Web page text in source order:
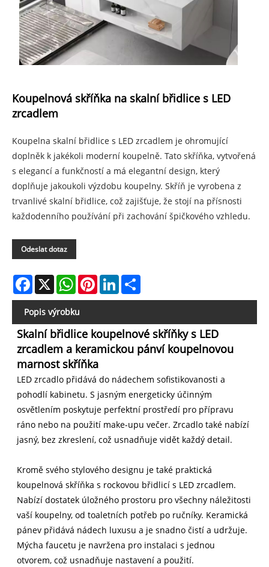
Koupelnová skříňka na skalní břidlice s LED
zrcadlem
Koupelna skalní břidlice s LED zrcadlem je ohromující
doplněk k jakékoli moderní koupelně. Tato skříňka, vytvořená
s elegancí a funkčností a má elegantní design, který
doplňuje jakoukoli výzdobu koupelny. Skříň je vyrobena z
trvanlivé skalní břidlice, což zajišťuje, že stojí na přísnosti
každodenního používání při zachování špičkového vzhledu.
Odeslat dotaz
Facebook
X WhatsAppPinterestLinkedIn
Popis výrobku
Skalní břidlice koupelnové skříňky s LED
zrcadlem a keramickou pánví koupelnovou
marnost skříňka
LED zrcadlo přidává do nádechem sofistikovanosti a
pohodlí kabinetu. S jasným energeticky účinným
osvětlením poskytuje perfektní prostředí pro přípravu
ráno nebo na použití make-upu večer. Zrcadlo také nabízí
jasný, bez zkreslení, což usnadňuje vidět každý detail.
Kromě svého stylového designu je také praktická
koupelnová skříňka s rockovou břidlicí s LED zrcadlem.
Nabízí dostatek úložného prostoru pro všechny náležitosti
vaší koupelny, od toaletních potřeb po ručníky. Keramická
pánev přidává nádech luxusu a je snadno čistí a udržuje.
Mýcha faucetu je navržena pro instalaci s jednou
otvorem, což usnadňuje nastavení a použití.